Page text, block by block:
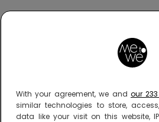
With your agreement, we and our
similar technologies to store,
data like your visit on this website,